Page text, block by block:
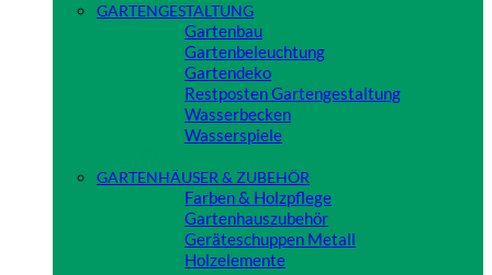
GARTENGESTALTUNG
Gartenbau
Gartenbeleuchtung
Gartendeko
Restposten Gartengestaltung
Wasserbecken
Wasserspiele
GARTENHÄUSER & ZUBEHÖR
Farben & Holzpflege
Gartenhauszubehör
Geräteschuppen Metall
Holzelemente